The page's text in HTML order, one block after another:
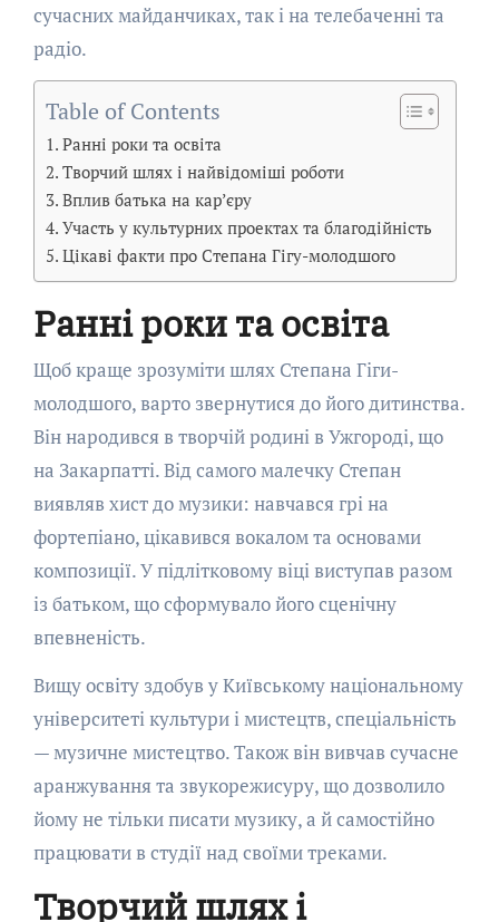
сучасних майданчиках, так і на телебаченні та
радіо.
Table of Contents
Ранні роки та освіта
Творчий шлях і найвідоміші роботи
Вплив батька на кар’єру
Участь у культурних проектах та благодійність
Цікаві факти про Степана Гігу-молодшого
Ранні роки та освіта
Щоб краще зрозуміти шлях Степана Гіги-
молодшого, варто звернутися до його дитинства.
Він народився в творчій родині в Ужгороді, що
на Закарпатті. Від самого малечку Степан
виявляв хист до музики: навчався грі на
фортепіано, цікавився вокалом та основами
композиції. У підлітковому віці виступав разом
із батьком, що сформувало його сценічну
впевненість.
Вищу освіту здобув у Київському національному
університеті культури і мистецтв, спеціальність
— музичне мистецтво. Також він вивчав сучасне
аранжування та звукорежисуру, що дозволило
йому не тільки писати музику, а й самостійно
працювати в студії над своїми треками.
Творчий шлях і